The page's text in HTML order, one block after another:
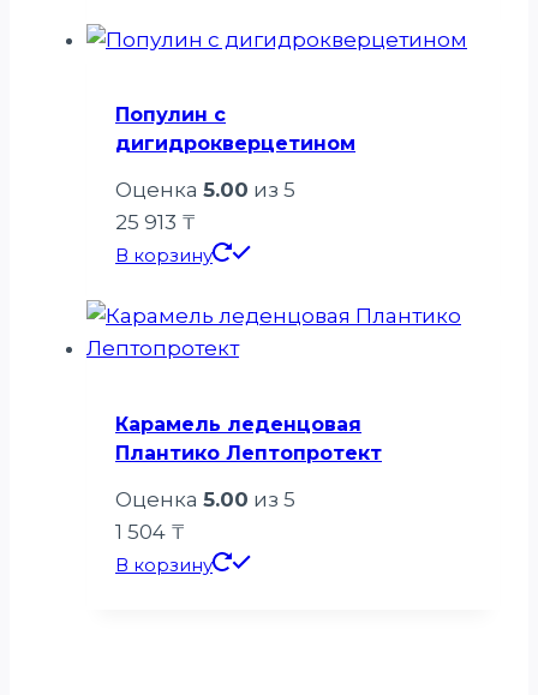
Популин с
дигидрокверцетином
Оценка 5.00 из 5
25 913 ₸
В корзину
Карамель леденцовая
Плантико Лептопротект
Оценка 5.00 из 5
1 504 ₸
В корзину